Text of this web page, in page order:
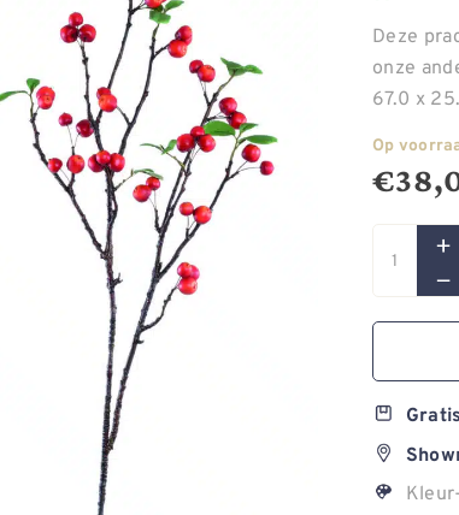
Deze
onze
67.0 x
Op
€
Gratis